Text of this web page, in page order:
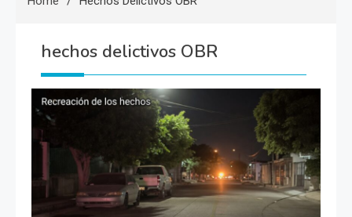
hechos delictivos OBR